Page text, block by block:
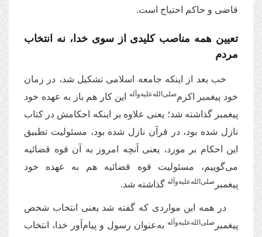
قاضی و حاکم احتیاج است.
تعیین همه مناصب کلیدی از سوی خدا، نه انتخاب
مردم
خب بعد از اینکه جامعه اسلامی تشکیل شد، در زمان
خود پیغمبر اکرم‌صلی‌‌الله‌‌علیه‌‌و‌آله
این کار هم باز به عهده خود
پیغمبر گذاشته شد؛ یعنی علاوه بر اینکه احکامش در کتاب
نازل شده بود، در قرآن نازل شده بود، مسئولیت تطبیق
این احکام بر مورد، یعنی آنچه امروز به آن قوه قضائیه
می‌گوییم، مسئولیت قوه قضائیه هم به عهده خود
پیغمبر صلی‌‌الله‌‌علیه‌‌و‌آله گذاشته شد.
در همه این مواردی که گفته شد یعنی انتخاب شخص
پیغمبر صلی‌‌الله‌‌علیه‌‌و‌آله به‌عنوان رسول و پیام‌آور خدا، انتخاب